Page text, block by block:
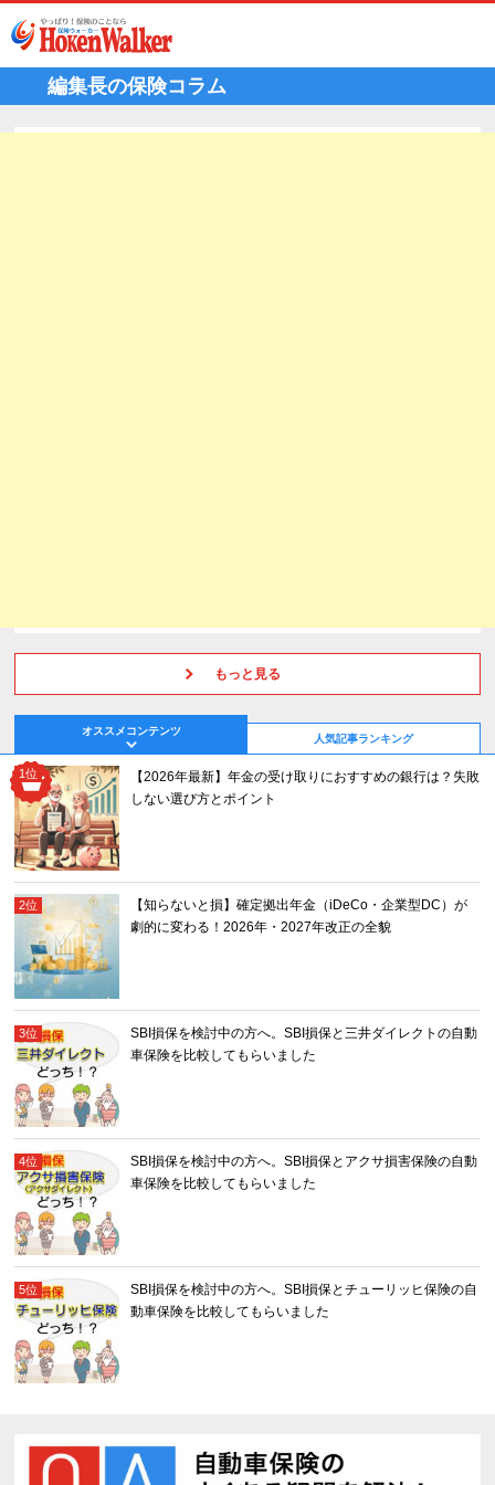
編集長の保険コラム
もっと見る
オススメコンテンツ
人気記事ランキング
【2026年最新】年金の受け取りにおすすめの銀行は？失敗
しない選び方とポイント
【知らないと損】確定拠出年金（iDeCo・企業型DC）が
劇的に変わる！2026年・2027年改正の全貌
SBI損保を検討中の方へ。SBI損保と三井ダイレクトの自動
車保険を比較してもらいました
SBI損保を検討中の方へ。SBI損保とアクサ損害保険の自動
車保険を比較してもらいました
SBI損保を検討中の方へ。SBI損保とチューリッヒ保険の自
動車保険を比較してもらいました